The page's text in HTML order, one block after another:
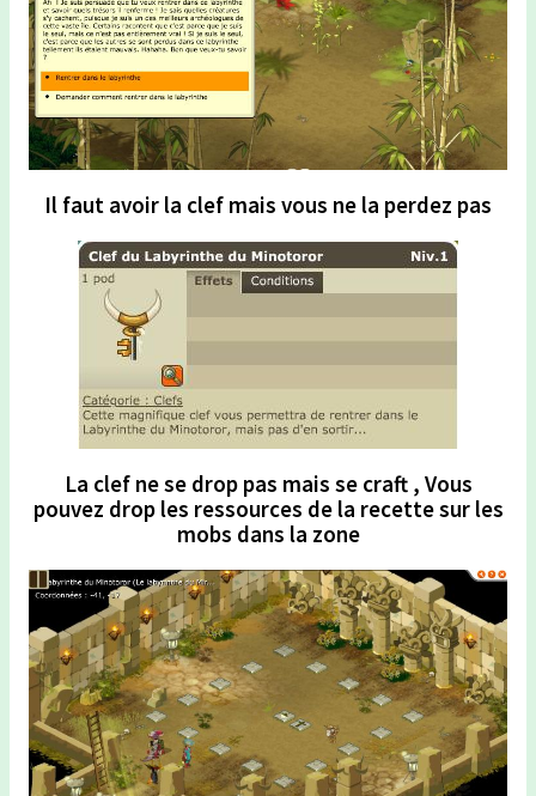
Il faut avoir la clef mais vous ne la perdez pas
La clef ne se drop pas mais se craft , Vous
pouvez drop les ressources de la recette sur les
mobs dans la zone